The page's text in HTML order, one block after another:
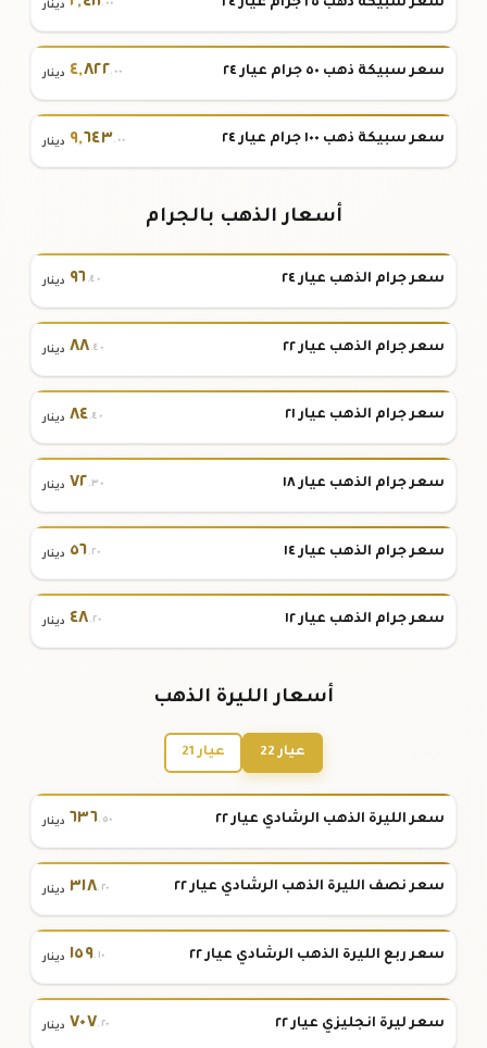
سعر سبيكة ذهب ٢٥ جرام عيار ٢٤ .٠٠ دينار
سعر سبيكة ذهب ٥٠ جرام عيار ٢٤ ٤,٨٢٢.٠٠ دينار
سعر سبيكة ذهب ١٠٠ جرام عيار ٢٤ ٩,٦٤٣.٠٠ دينار
أسعار الذهب بالجرام
سعر جرام الذهب عيار ٢٤ ٩٦.٤٠ دينار
سعر جرام الذهب عيار ٢٢ ٨٨.٤٠ دينار
سعر جرام الذهب عيار ٢١ ٨٤.٤٠ دينار
سعر جرام الذهب عيار ١٨ ٧٢.٣٠ دينار
سعر جرام الذهب عيار ١٤ ٥٦.٢٠ دينار
سعر جرام الذهب عيار ١٢ ٤٨.٢٠ دينار
أسعار الليرة الذهب
عيار 22 عيار 21
سعر الليرة الذهب الرشادي عيار ٢٢ ٦٣٦.٥٠ دينار
سعر نصف الليرة الذهب الرشادي عيار ٢٢ ٣١٨.٢٠ دينار
سعر ربع الليرة الذهب الرشادي عيار ٢٢ ١٥٩.١٠ دينار
سعر ليرة انجليزي عيار ٢٢ ٧٠٧.٢٠ دينار